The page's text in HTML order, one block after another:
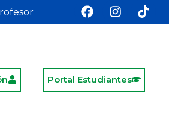
Portal Estudiantes